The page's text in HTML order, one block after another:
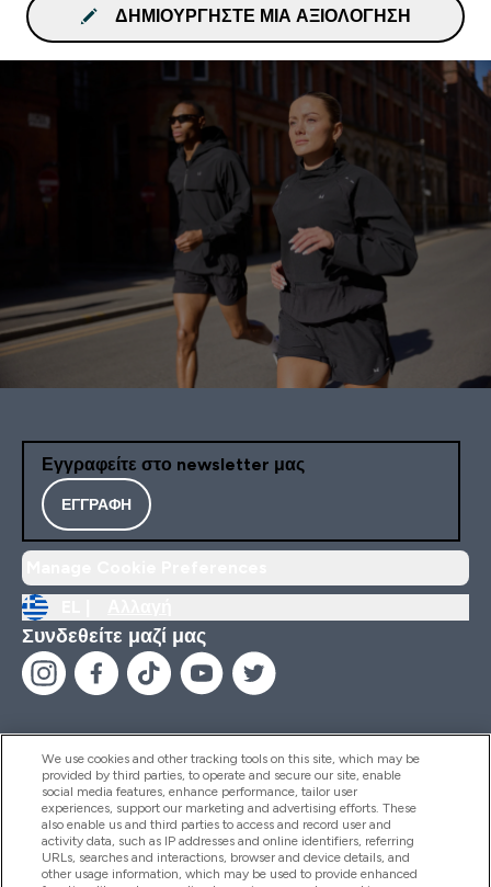
ΔΗΜΙΟΥΡΓΉΣΤΕ ΜΙΑ ΑΞΙΟΛΌΓΗΣΗ
Εγγραφείτε στο newsletter μας
ΕΓΓΡΑΦΉ
Συνδεθείτε μαζί μας
Βοήθεια & Πληροφορίες
Προϊόντα
We use cookies and other tracking tools on this site, which may be
provided by third parties, to operate and secure our site, enable
social media features, enhance performance, tailor user
experiences, support our marketing and advertising efforts. These
also enable us and third parties to access and record user and
activity data, such as IP addresses and online identifiers, referring
URLs, searches and interactions, browser and device details, and
other usage information, which may be used to provide enhanced